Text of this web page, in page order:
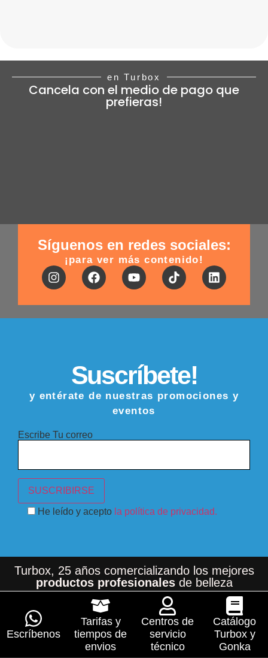
en Turbox
Cancela con el medio de pago que
prefieras!
Síguenos en redes sociales:
¡para ver más contenido!
Suscríbete!
y entérate de nuestras promociones y
eventos
Escribe Tu correo
He leído y acepto la política de privacidad.
Turbox, 25 años comercializando los mejores
productos profesionalesde belleza
Escríbenos
Tarifas y
tiempos de
envios
Centros de
servicio
técnico
Catálogo
Turbox y
Gonka